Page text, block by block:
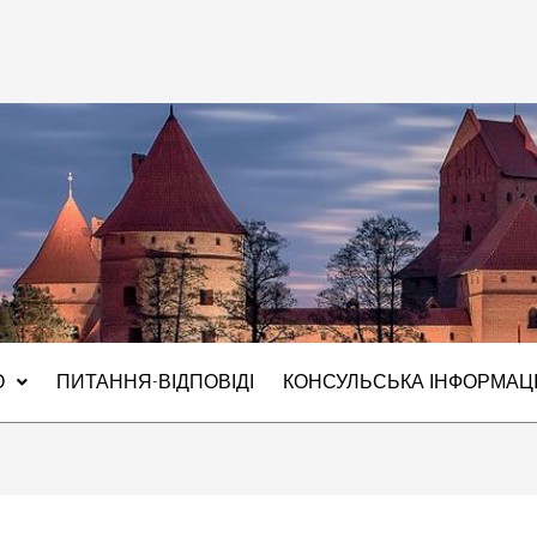
ПИТАННЯ-ВІДПОВІДІ КОНСУЛЬСЬКА